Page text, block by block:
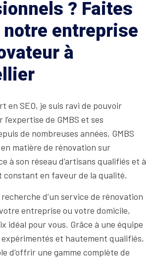
? Faites
notre entreprise
à
en SEO, je suis ravi de pouvoir
de GMBS et ses
de nombreuses années, GMBS
matière de rénovation sur
à son réseau d’artisans qualifiés et à
constant en faveur de la qualité.
d’un service de rénovation
entreprise ou votre domicile,
idéal pour vous. Grâce à une équipe
et hautement qualifiés,
d’offrir une gamme complète de